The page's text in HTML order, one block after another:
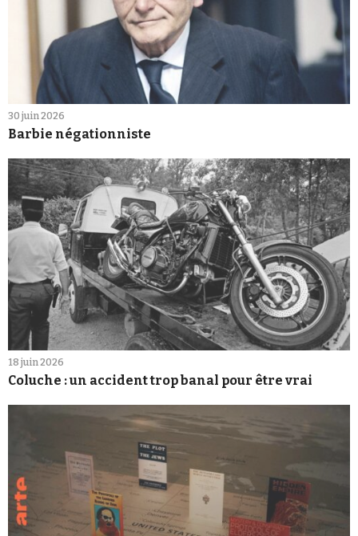
30 juin 2026
Barbie négationniste
18 juin 2026
Coluche : un accident trop banal pour être vrai